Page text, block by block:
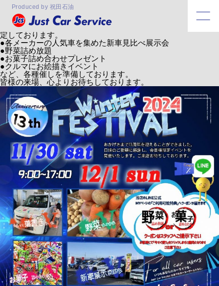
Produced by 祝田石油
2024年11月
2024.11.18
JCSイベント開催します！
JCSでは11月30日㈯、12月1日㈰の2日間、イベント開催を予
定しております。
●各メーカーの人気車を集めた新車見比べ展示会
●野菜詰め放題
●お菓子詰め合わせプレゼント
●クルマにお絵描きイベント
など、各種催しを準備しております。
皆様の来場、心よりお待ちしております。